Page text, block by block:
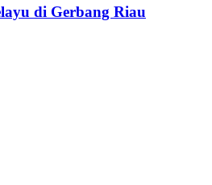
di Gerbang Riau